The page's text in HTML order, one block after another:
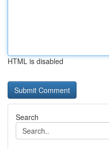
HTML is disabled
Search